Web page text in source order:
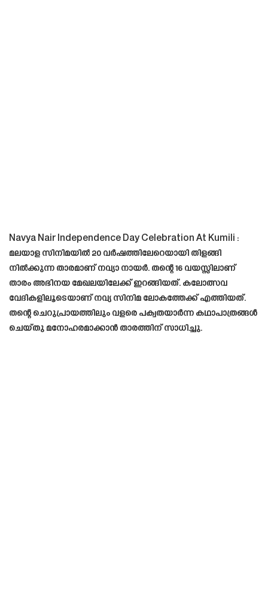
Navya Nair Independence Day Celebration At Kumili :
മലയാള സിനിമയിൽ 20 വർഷത്തിലേറെയായി തിളങ്ങി
നിൽക്കുന്ന താരമാണ് നവ്യാ നായർ. തന്റെ 16 വയസ്സിലാണ്
താരം അഭിനയ മേഖലയിലേക്ക് ഇറങ്ങിയത്. കലോത്സവ
വേദികളിലൂടെയാണ് നവ്യ സിനിമ ലോകത്തേക്ക് എത്തിയത്.
തന്റെ ചെറുപ്രായത്തിലും വളരെ പക്വതയാർന്ന കഥാപാത്രങ്ങൾ
ചെയ്തു മനോഹരമാക്കാൻ താരത്തിന് സാധിച്ചു.